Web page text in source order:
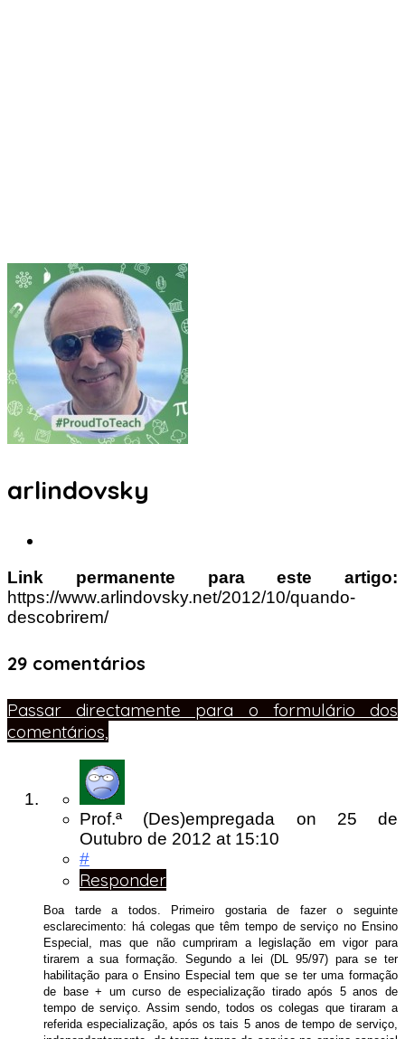
arlindovsky
Link permanente para este artigo:
https://www.arlindovsky.net/2012/10/quando-
descobrirem/
29 comentários
Passar directamente para o formulário dos
comentários,
Prof.ª (Des)empregada on 25 de
Outubro de 2012 at 15:10
#
Responder
Boa tarde a todos. Primeiro gostaria de fazer o seguinte
esclarecimento: há colegas que têm tempo de serviço no Ensino
Especial, mas que não cumpriram a legislação em vigor para
tirarem a sua formação. Segundo a lei (DL 95/97) para se ter
habilitação para o Ensino Especial tem que se ter uma formação
de base + um curso de especialização tirado após 5 anos de
tempo de serviço. Assim sendo, todos os colegas que tiraram a
referida especialização, após os tais 5 anos de tempo de serviço,